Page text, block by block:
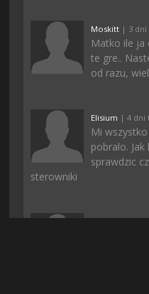
Moskitt | 3
Matko ile ja
te gre..
od razu,
Elisium | 4 dni
Mi
pobralo.
sprawdzic
sterowniki
Krawcu| 7 dni